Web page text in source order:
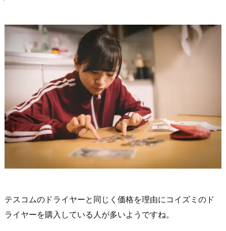
テスコムのドライヤーと同じく価格を理由にコイズミのド
ライヤーを購入している人が多いようですね。